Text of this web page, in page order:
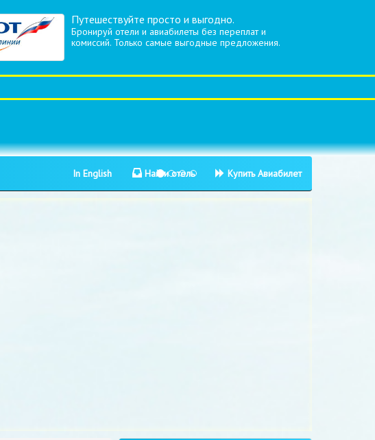
Путешествуйте просто и выгодно.
Бронируй отели и авиабилеты без переплат и
комиссий. Только самые выгодные предложения.
In English Найти отель Купить Авиабилет